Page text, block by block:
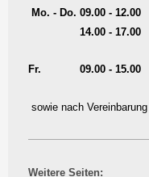
Mo. - Do. 09.00 - 12.00
14.00 - 17.00
Fr. 09.00 - 15.00
sowie nach Vereinbarung
Weitere Seiten: